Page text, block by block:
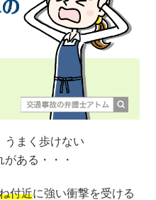
うまく歩けない
ある・・・
付近に強い衝撃を受ける